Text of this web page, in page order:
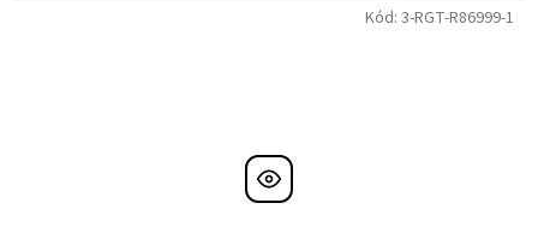
Kód: 3-RGT-R86999-1